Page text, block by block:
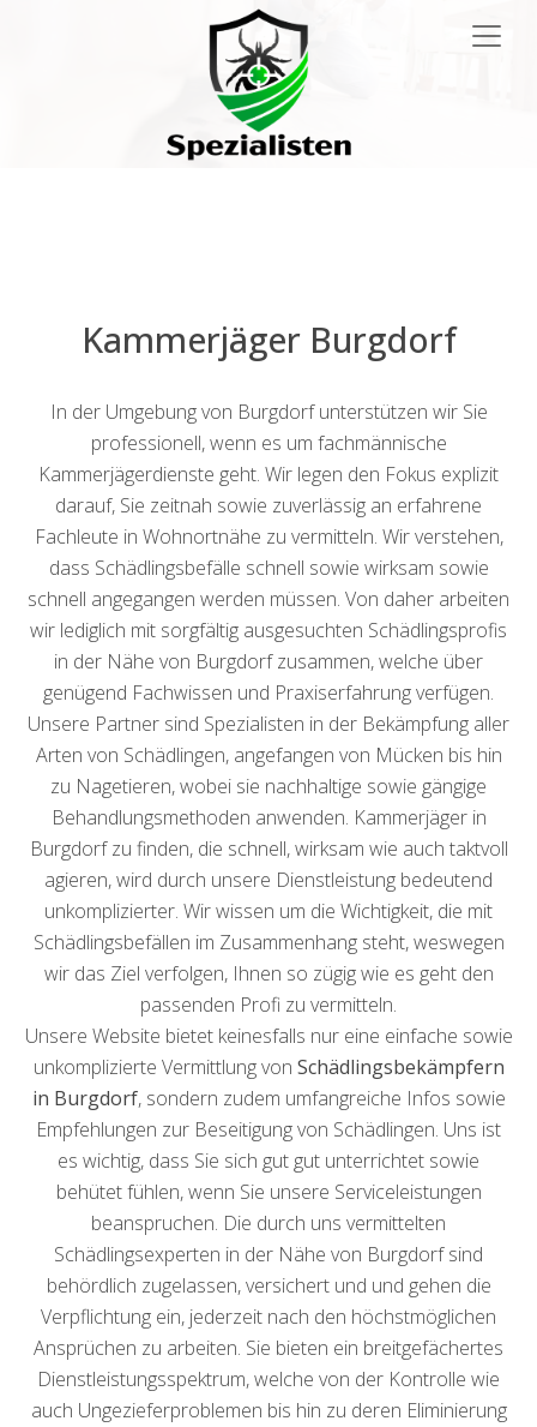
Kammerjäger Burgdorf
In der Umgebung von Burgdorf unterstützen wir Sie
professionell, wenn es um fachmännische
Kammerjägerdienste geht. Wir legen den Fokus explizit
darauf, Sie zeitnah sowie zuverlässig an erfahrene
Fachleute in Wohnortnähe zu vermitteln. Wir verstehen,
dass Schädlingsbefälle schnell sowie wirksam sowie
schnell angegangen werden müssen. Von daher arbeiten
wir lediglich mit sorgfältig ausgesuchten Schädlingsprofis
in der Nähe von Burgdorf zusammen, welche über
genügend Fachwissen und Praxiserfahrung verfügen.
Unsere Partner sind Spezialisten in der Bekämpfung aller
Arten von Schädlingen, angefangen von Mücken bis hin
zu Nagetieren, wobei sie nachhaltige sowie gängige
Behandlungsmethoden anwenden. Kammerjäger in
Burgdorf zu finden, die schnell, wirksam wie auch taktvoll
agieren, wird durch unsere Dienstleistung bedeutend
unkomplizierter. Wir wissen um die Wichtigkeit, die mit
Schädlingsbefällen im Zusammenhang steht, weswegen
wir das Ziel verfolgen, Ihnen so zügig wie es geht den
passenden Profi zu vermitteln.
Unsere Website bietet keinesfalls nur eine einfache sowie
unkomplizierte Vermittlung von Schädlingsbekämpfern
in Burgdorf, sondern zudem umfangreiche Infos sowie
Empfehlungen zur Beseitigung von Schädlingen. Uns ist
es wichtig, dass Sie sich gut gut unterrichtet sowie
behütet fühlen, wenn Sie unsere Serviceleistungen
beanspruchen. Die durch uns vermittelten
Schädlingsexperten in der Nähe von Burgdorf sind
behördlich zugelassen, versichert und und gehen die
Verpflichtung ein, jederzeit nach den höchstmöglichen
Ansprüchen zu arbeiten. Sie bieten ein breitgefächertes
Dienstleistungsspektrum, welche von der Kontrolle wie
auch Ungezieferproblemen bis hin zu deren Eliminierung